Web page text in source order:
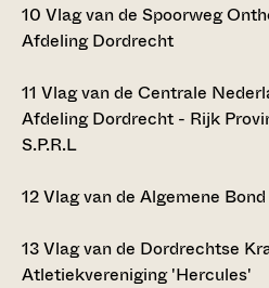
10 Vlag van de Spoorweg
Afdeling Dordrecht
11 Vlag van de Centrale
Afdeling Dordrecht - Rijk
S.P.R.L
12Vlag van de Algemene
13Vlag van de Dordrechtse
Atletiekvereniging 'Hercules'